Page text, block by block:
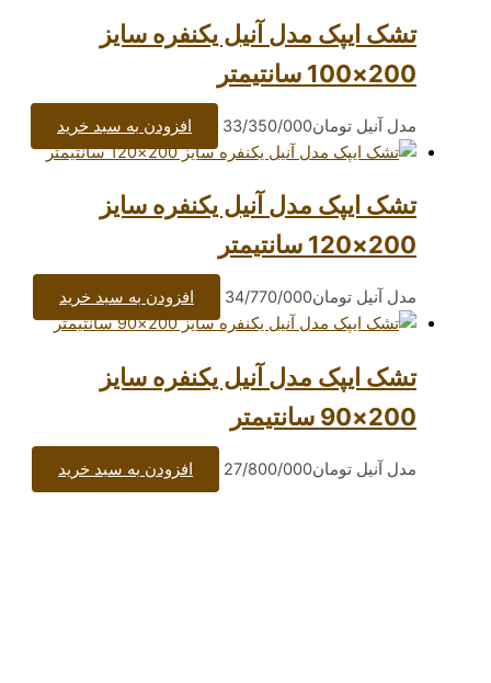
مدل آنیل یکنفره سایز
33/350/000 افزودن به سبد خرید
مدل آنیل یکنفره سایز
34/770/000 افزودن به سبد خرید
مدل آنیل یکنفره سایز
27/800/000 افزودن به سبد خرید